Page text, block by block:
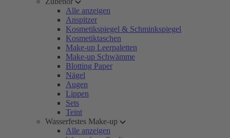
Alle anzeigen
Anspitzer
Kosmetikspiegel & Schminkspiegel
Kosmetiktaschen
Make-up Leerpaletten
Make-up Schwämme
Blotting Paper
Nägel
Augen
Lippen
Sets
Teint
Wasserfestes Make-up
Alle anzeigen